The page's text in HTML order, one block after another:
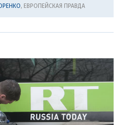
, ЕВРОПЕЙСКАЯ ПРАВДА